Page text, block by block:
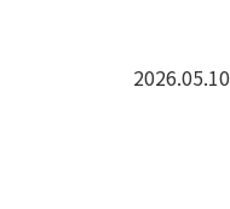
2026.05.10